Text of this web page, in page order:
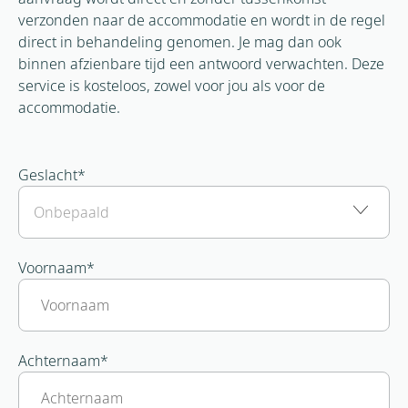
verzonden naar de accommodatie en wordt in de regel
direct in behandeling genomen. Je mag dan ook
binnen afzienbare tijd een antwoord verwachten. Deze
service is kosteloos, zowel voor jou als voor de
accommodatie.
Geslacht*
Voornaam*
Achternaam*